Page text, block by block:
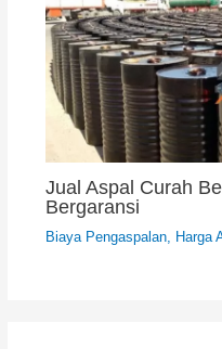
Jual Aspal Curah
Bergaransi
Biaya Pengaspalan, Harga